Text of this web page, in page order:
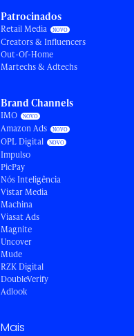
Patrocinados
Retail Media
Creators & Influencers
Out-Of-Home
Martechs & Adtechs
Brand Channels
IMO
Amazon Ads
OPL Digital
Impulso
PicPay
Nós Inteligência
Vistar Media
Machina
Viasat Ads
Magnite
Uncover
Mude
RZK Digital
DoubleVerify
Adlook
Mais